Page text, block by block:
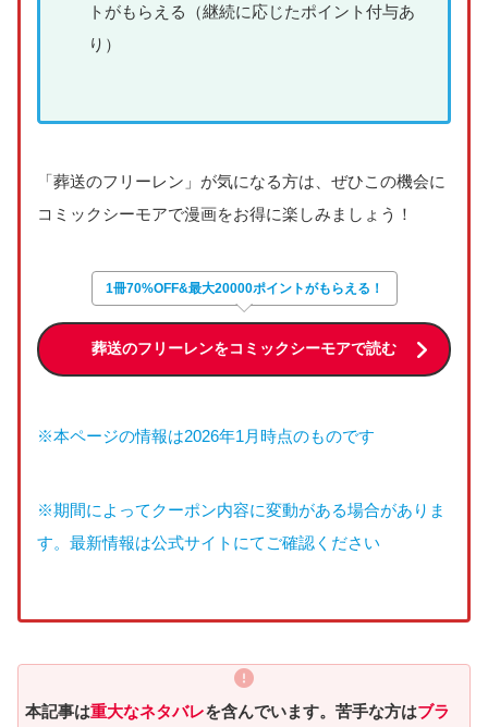
トがもらえる（継続に応じたポイント付与あ
り）
「葬送のフリーレン」が気になる方は、ぜひこの機会に
コミックシーモアで漫画をお得に楽しみましょう！
1冊70%OFF&最大20000ポイントがもらえる！
葬送のフリーレンをコミックシーモアで読む
※本ページの情報は2026年1月時点のものです
※期間によってクーポン内容に変動がある場合がありま
す。最新情報は公式サイトにてご確認ください
本記事は重大なネタバレを含んでいます。苦手な方はブラ